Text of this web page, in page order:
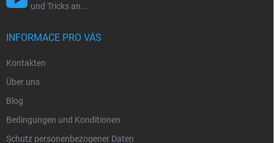
und Tricks an...
INFORMACE PRO VÁS
Kontakten
Über uns
Blog
Bedingungen und Konditionen
Schutz personenbezogener Daten